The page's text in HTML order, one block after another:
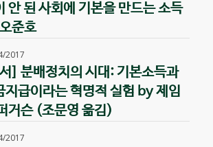
안 된 사회에 기본을 만드는 소득
준호
2017
] 분배정치의 시대: 기본소득과
지급이라는 혁명적 실험 by 제임
거슨 (조문영 옮김)
2017